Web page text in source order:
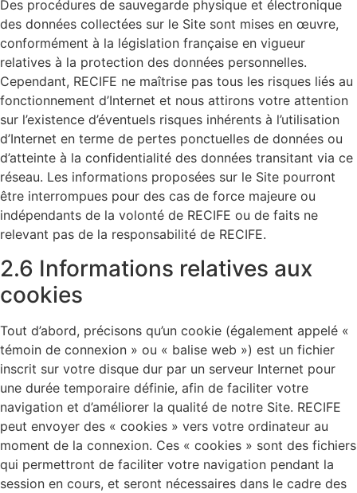
Des procédures de sauvegarde physique et électronique
des données collectées sur le Site sont mises en œuvre,
conformément à la législation française en vigueur
relatives à la protection des données personnelles.
Cependant, RECIFE ne maîtrise pas tous les risques liés au
fonctionnement d’Internet et nous attirons votre attention
sur l’existence d’éventuels risques inhérents à l’utilisation
d’Internet en terme de pertes ponctuelles de données ou
d’atteinte à la confidentialité des données transitant via ce
réseau. Les informations proposées sur le Site pourront
être interrompues pour des cas de force majeure ou
indépendants de la volonté de RECIFE ou de faits ne
relevant pas de la responsabilité de RECIFE.
2.6 Informations relatives aux
cookies
Tout d’abord, précisons qu’un cookie (également appelé «
témoin de connexion » ou « balise web ») est un fichier
inscrit sur votre disque dur par un serveur Internet pour
une durée temporaire définie, afin de faciliter votre
navigation et d’améliorer la qualité de notre Site. RECIFE
peut envoyer des « cookies » vers votre ordinateur au
moment de la connexion. Ces « cookies » sont des fichiers
qui permettront de faciliter votre navigation pendant la
session en cours, et seront nécessaires dans le cadre des